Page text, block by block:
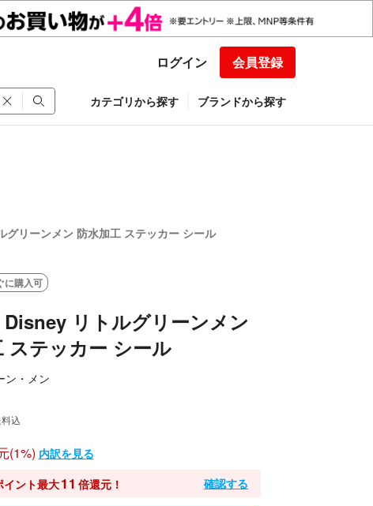
ログイン 会員登録
カテゴリから探す ブランドから探す
リーンメン 防水加工 ステッカー シール
に購入可
Disney リトルグリーンメン
ステッカー シール
ン・メン
込
(1%) 内訳を見る
イント最大11 倍還元！ 確認する